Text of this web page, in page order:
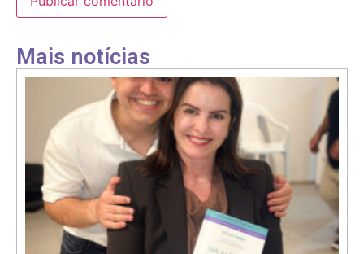
Mais notícias